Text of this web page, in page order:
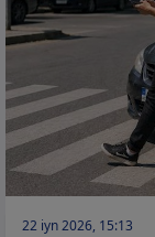
22 iyn 2026, 15:13